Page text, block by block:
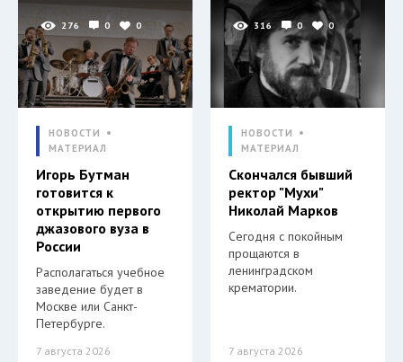
276 0 0
НОВОСТИ
МАТЕРИАЛ
Игорь Бутман
готовится к
открытию первого
джазового вуза в
России
Располагаться учебное
заведение будет в
Москве или Санкт-
Петербурге.
7 августа 2026
316 0 0
НОВОСТИ
МАТЕРИАЛ
Скончался бывший
ректор "Мухи"
Николай Марков
Сегодня с покойным
прощаются в
ленинградском
крематории.
7 августа 2026